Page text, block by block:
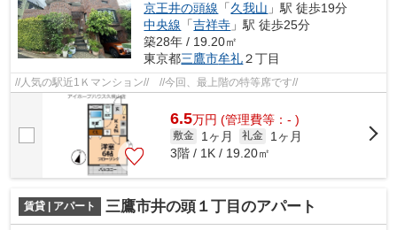
京王井の頭線 「久我山 」駅 徒歩19分
中央線 「吉祥寺 」駅 徒歩25分
築28年 / 19.20㎡
東京都三鷹市牟礼２丁目
//人気の駅近1Ｋマンション// //今回、最上階の特等席です//
6.5万円 (管理費等：- )
敷金 1ヶ月 礼金
1ヶ月
3階 / 1K / 19.20㎡
賃貸 | アパート 三鷹市井の頭１丁目のアパート